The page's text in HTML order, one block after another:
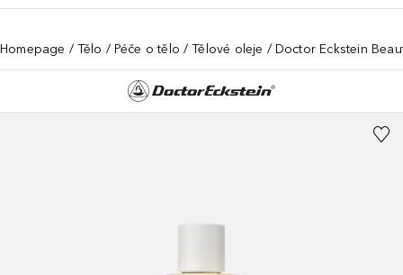
Homepage Tělo Péče o tělo Tělové oleje Doctor Eckstein